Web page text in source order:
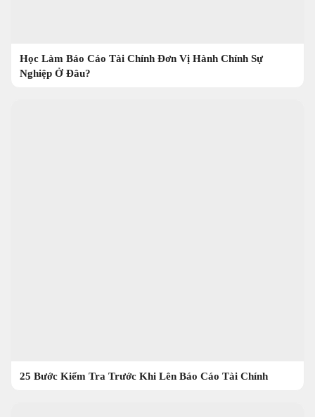
Học Làm Báo Cáo Tài Chính Đơn Vị Hành Chính Sự
Nghiệp Ở Đâu?
25 Bước Kiểm Tra Trước Khi Lên Báo Cáo Tài Chính